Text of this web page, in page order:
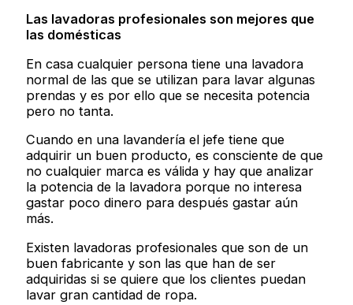
Las lavadoras profesionales son mejores que
las domésticas
En casa cualquier persona tiene una lavadora
normal de las que se utilizan para lavar algunas
prendas y es por ello que se necesita potencia
pero no tanta.
Cuando en una lavandería el jefe tiene que
adquirir un buen producto, es consciente de que
no cualquier marca es válida y hay que analizar
la potencia de la lavadora porque no interesa
gastar poco dinero para después gastar aún
más.
Existen lavadoras profesionales que son de un
buen fabricante y son las que han de ser
adquiridas si se quiere que los clientes puedan
lavar gran cantidad de ropa.